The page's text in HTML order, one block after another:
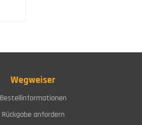
Wegweiser
Bestellinformationen
Rückgabe anfordern